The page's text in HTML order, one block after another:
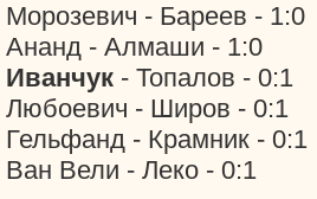
Морозевич - Бареев - 1:0
Ананд - Алмаши - 1:0
Иванчук - Топалов - 0:1
Любоевич - Широв - 0:1
Гельфанд - Крамник - 0:1
Ван Вели - Леко - 0:1